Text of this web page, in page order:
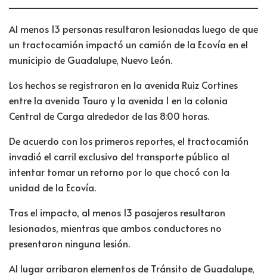
Al menos 13 personas resultaron lesionadas luego de que
un tractocamión impactó un camión de la Ecovía en el
municipio de Guadalupe, Nuevo León.
Los hechos se registraron en la avenida Ruiz Cortines
entre la avenida Tauro y la avenida 1 en la colonia
Central de Carga alrededor de las 8:00 horas.
De acuerdo con los primeros reportes, el tractocamión
invadió el carril exclusivo del transporte público al
intentar tomar un retorno por lo que chocó con la
unidad de la Ecovía.
Tras el impacto, al menos 13 pasajeros resultaron
lesionados, mientras que ambos conductores no
presentaron ninguna lesión.
Al lugar arribaron elementos de Tránsito de Guadalupe,